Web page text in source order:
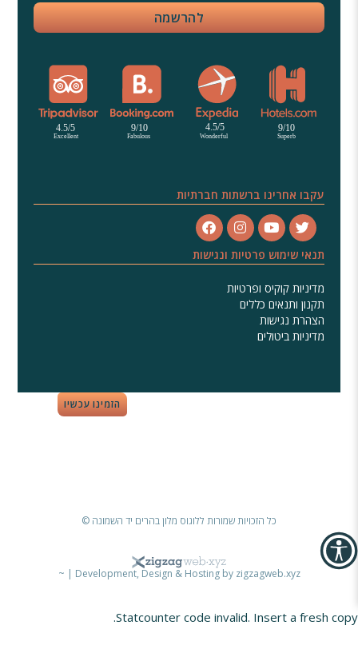
עקבו אחרינו ברשתות חברתיות
תנאי שימוש פרטיות ונגישות
מדיניות קוקיס ופרטיות
תקנון ותנאים כללים
הצהרת נגישות
מדיניות ביטולים
הזמינו עכשיו
כל הזכויות שמורות ללוגוס מלון בהרים יד השמונה ©
Development, Design & Hosting by zigzagweb.xyz
|
~
Statcounter code invalid. Insert a fresh copy.